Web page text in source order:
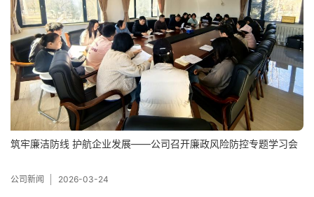
筑牢廉洁防线 护航企业发展——公司召开廉政风险防控专题学习会
公司新闻 2026-03-24